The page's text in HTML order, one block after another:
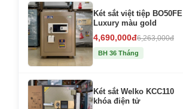
Két sắt việt tiệp BO50FE
Luxury màu gold
4,690,000đ6,263,000đ
BH 36 Tháng
Két sắt Welko KCC110
khóa điện tử